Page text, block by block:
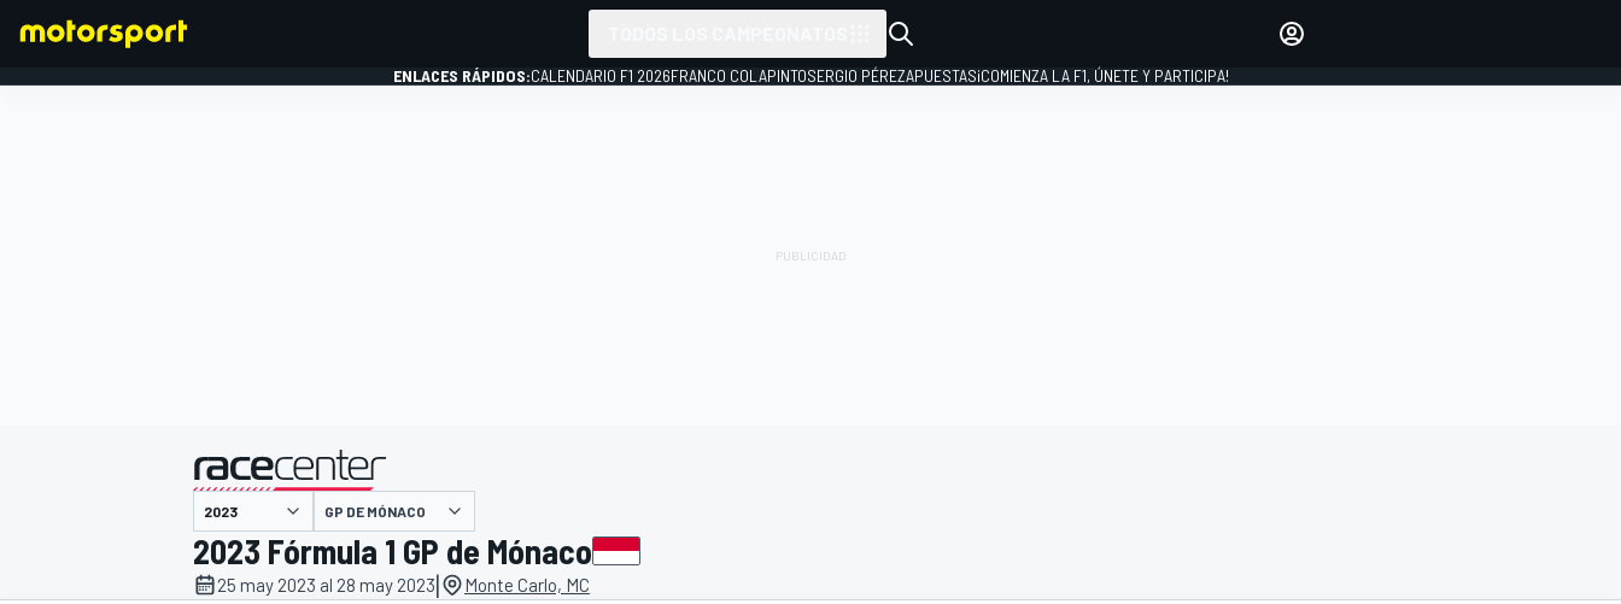
INDYCAR
INICIAR SESIÓN
ENLACES RÁPIDOS:CALENDARIO F1 2026FRANCO COLAPINTOSERGIO PÉREZAPUESTAS¡COMIENZA LA F1, ÚNETE Y PARTICIPA!
presentado por
GP DE MÓNACO
2023 Fórmula 1 GP de Mónaco
25 may 2023 al 28 may 2023| Monte Carlo, MC